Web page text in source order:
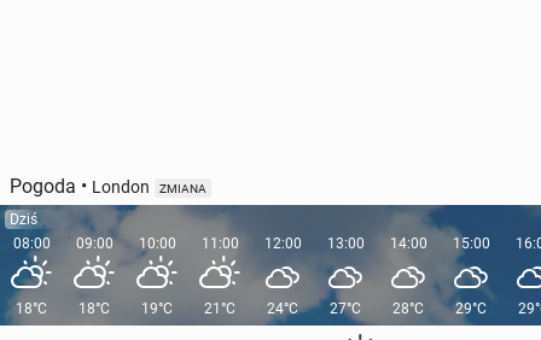
Pogoda • London ZMIANA
Dziś
08:00
18°C
09:00
18°C
10:00
19°C
11:00
21°C
12:00
24°C
13:00
27°C
14:00
28°C
15:00
29°C